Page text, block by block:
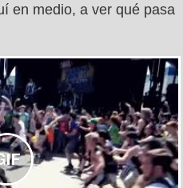
en medio, a ver qué pasa